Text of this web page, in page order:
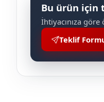
Bu ürün için
İhtiyacınıza
Teklif